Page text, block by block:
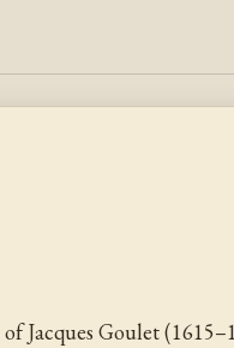
Jacques Goulet